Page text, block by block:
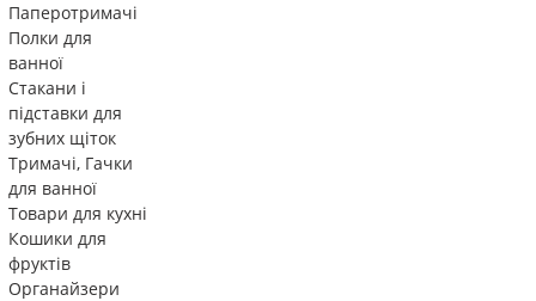
Паперотримачі
Полки для
ванної
Стакани і
підставки для
зубних щіток
Тримачі, Гачки
для ванної
Товари для кухні
Кошики для
фруктів
Органайзери